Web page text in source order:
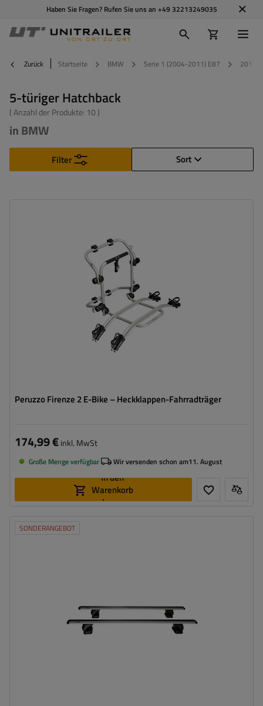
Haben Sie Fragen? Rufen Sie uns an +49 32213249035
Zurück Startseite BMW Serie 1 (2004-2011) E87 2011
5-türiger Hatchback
( Anzahl der Produkte: 10 )
in BMW
Sort
Filter
Peruzzo Firenze 2 E-Bike – Heckklappen-Fahrradträger
45 kg
kompatibel mit Elektrofahrrädern
Aluminiumkonstruktion
174,99 €inkl. MwSt
Große Menge verfügbar Wir versenden schon am11. August
In den
Warenkorb
legen
SONDERANGEBOT